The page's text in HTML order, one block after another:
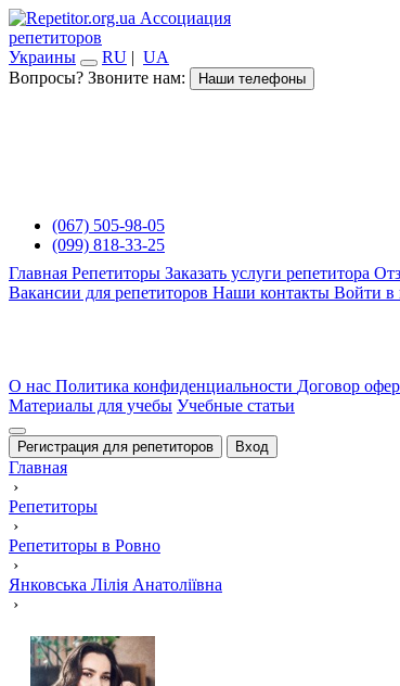
Ассоциация
репетиторов
Украины
RU | UA
Вопросы? Звоните нам:
Наши телефоны
(067) 505-98-05
(099) 818-33-25
Главная Репетиторы Заказать услуги репетитора
Вакансии для репетиторов Наши контакты Войти в
О нас Политика конфиденциальности Договор
Материалы для учебы Учебные статьи
Регистрация для репетиторов Вход
Главная
›
Репетиторы
›
Репетиторы в Ровно
›
Янковська Лілія Анатоліївна
›